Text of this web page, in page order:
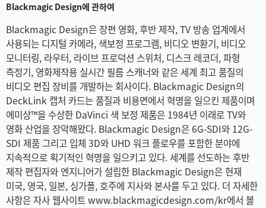
Blackmagic Design에 관하여
Blackmagic Design은 장편 영화, 후반 제작, TV 방송 업계에서
사용되는 디지털 카메라, 색보정 프로그램, 비디오 변환기, 비디오
모니터링, 라우터, 라이브 프로덕션 스위처, 디스크 레코더, 파형
측정기, 영화제작용 실시간 필름 스캐너와 같은 세계 최고 품질의
비디오 편집 장비를 개발하는 회사이다. Blackmagic Design의
DeckLink 캡처 카드는 품질과 비용면에서 혁명을 일으킨 제품이며
에미상™을 수상한 DaVinci 색 보정 제품은 1984년 이래로 TV와
영화 산업을 장악해왔다. Blackmagic Design은 6G-SDI와 12G-
SDI 제품 그리고 입체 3D와 UHD 워크 플로우를 포함한 분야에
지속적으로 획기적인 혁명을 일으키고 있다. 세계를 선도하는 후반
제작 편집자와 엔지니어가 설립한 Blackmagic Design은 현재
미국, 영국, 일본, 싱가폴, 호주에 지사와 본사를 두고 있다. 더 자세한
사항은 자사 웹사이트 www.blackmagicdesign.com/kr에서 볼